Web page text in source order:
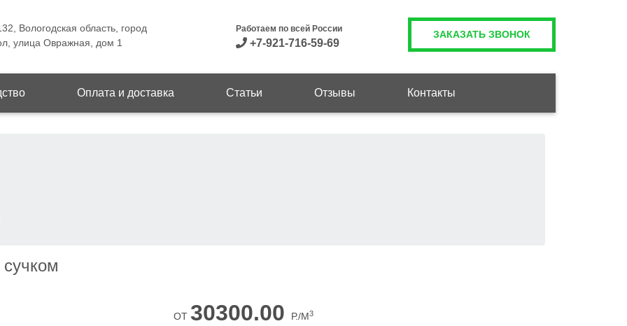
Вологодская область, город
улица Овражная, дом 1
Работаем по всей России
+7-921-716-59-69
ЗАКАЗАТЬ ЗВОНОК
Оплата и доставка Статьи Отзывы Контакты
ОТ 30300.00 Р./М3